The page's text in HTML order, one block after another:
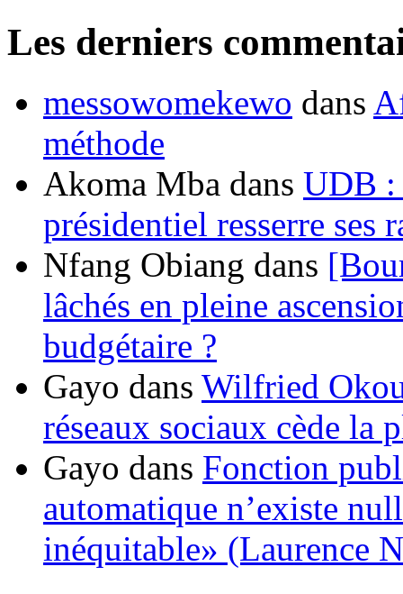
Les derniers
messowomekewo dans
méthode
Akoma Mba dans UDB :
présidentiel resserre ses
Nfang Obiang dans
lâchés en pleine
budgétaire ?
Gayo dans Wilfried
réseaux sociaux cède la
Gayo dans Fonction
automatique n’existe
inéquitable» (Laurence